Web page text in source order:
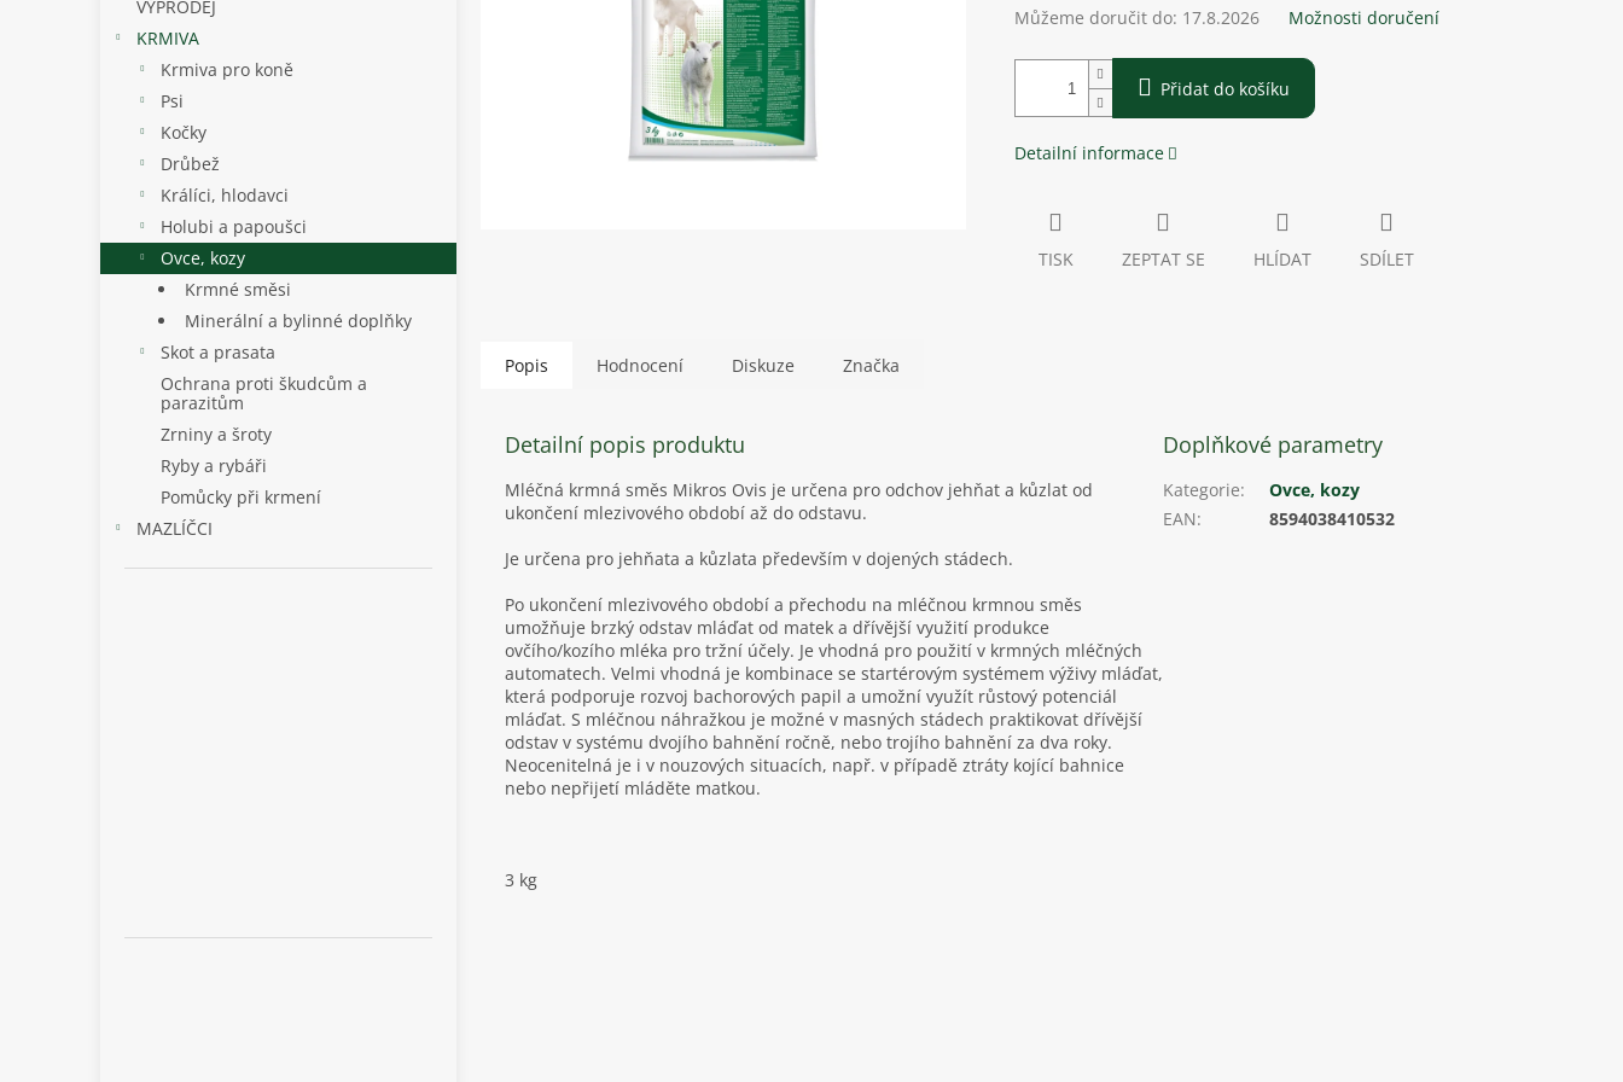
VÝPRODEJ
KRMIVA
Krmiva pro koně
Psi
Kočky
Drůbež
Králíci, hlodavci
Holubi a papoušci
Ovce, kozy
Krmné směsi
Minerální a bylinné doplňky
Skot a prasata
Ochrana proti škudcům a
parazitům
Zrniny a šroty
Ryby a rybáři
Pomůcky při krmení
MAZLÍČCI
Můžeme doručit do: 17.8.2026 Možnosti doručení
Přidat do košíku
Detailní informace
TISK ZEPTAT SE HLÍDAT SDÍLET
Popis Hodnocení Diskuze Značka
Detailní popis produktu
Mléčná krmná směs Mikros Ovis je určena pro odchov jehňat a kůzlat od
ukončení mlezivového období až do odstavu.
Je určena pro jehňata a kůzlata především v dojených stádech.
Po ukončení mlezivového období a přechodu na mléčnou krmnou směs
umožňuje brzký odstav mláďat od matek a dřívější využití produkce
ovčího/kozího mléka pro tržní účely. Je vhodná pro použití v krmných mléčných
automatech. Velmi vhodná je kombinace se startérovým systémem výživy mláďat,
která podporuje rozvoj bachorových papil a umožní využít růstový potenciál
mláďat. S mléčnou náhražkou je možné v masných stádech praktikovat dřívější
odstav v systému dvojího bahnění ročně, nebo trojího bahnění za dva roky.
Neocenitelná je i v nouzových situacích, např. v případě ztráty kojící bahnice
nebo nepřijetí mláděte matkou.
3 kg
Doplňkové parametry
Kategorie:
Ovce, kozy
EAN: 8594038410532